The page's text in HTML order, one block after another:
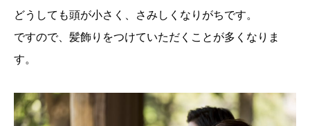
どうしても頭が小さく、さみしくなりがちです。
ですので、髪飾りをつけていただくことが多くなりま
す。